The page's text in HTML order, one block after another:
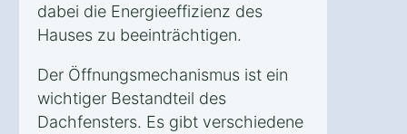
dabei die Energieeffizienz des
Hauses zu beeinträchtigen.
Der Öffnungsmechanismus ist ein
wichtiger Bestandteil des
Dachfensters. Es gibt verschiedene